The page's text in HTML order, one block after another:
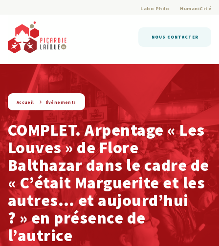
Labo Philo HumaniCité
NOUS CONTACTER
string(9) « evenement »
Accueil Événements
COMPLET. Arpentage « Les
Louves » de Flore
Balthazar dans le cadre de
« C’était Marguerite et les
autres… et aujourd’hui
? » en présence de
l’autrice